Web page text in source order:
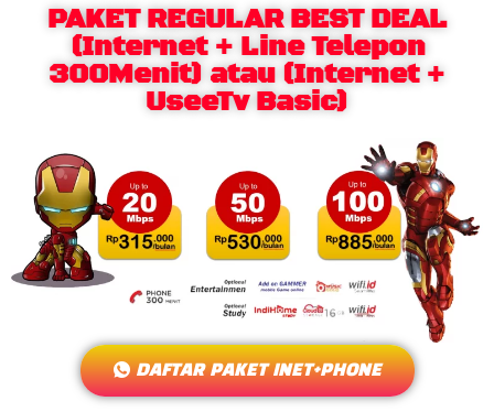
PAKET REGULAR BEST DEAL
(Internet + Line Telepon
300Menit) atau (Internet +
UseeTv Basic)
DAFTAR PAKET INET+PHONE